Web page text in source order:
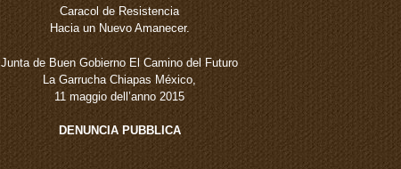
Caracol de Resistencia
Hacia un Nuevo Amanecer.
Junta de Buen Gobierno El Camino del Futuro
La Garrucha Chiapas México,
11 maggio dell’anno 2015
DENUNCIA PUBBLICA